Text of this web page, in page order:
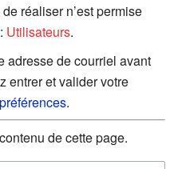
réaliser n’est permise
Utilisateurs.
adresse de courriel avant
entrer et valider votre
préférences.
de cette page.